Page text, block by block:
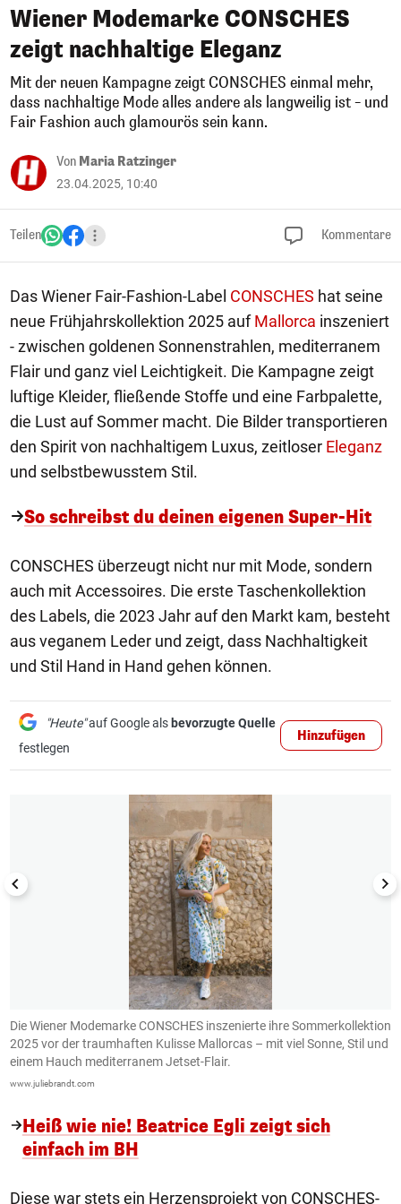
Wiener Modemarke CONSCHES
zeigt nachhaltige Eleganz
Mit der neuen Kampagne zeigt CONSCHES einmal mehr,
dass nachhaltige Mode alles andere als langweilig ist – und
Fair Fashion auch glamourös sein kann.
Von Maria Ratzinger
23.04.2025, 10:40
Teilen Kommentare
Das Wiener Fair-Fashion-Label CONSCHES hat seine
neue Frühjahrskollektion 2025 aufMallorca inszeniert
- zwischen goldenen Sonnenstrahlen, mediterranem
Flair und ganz viel Leichtigkeit. Die Kampagne zeigt
luftige Kleider, fließende Stoffe und eine Farbpalette,
die Lust auf Sommer macht. Die Bilder transportieren
den Spirit von nachhaltigem Luxus, zeitloser Eleganz
und selbstbewusstem Stil.
So schreibst du deinen eigenen Super-Hit
CONSCHES überzeugt nicht nur mit Mode, sondern
auch mit Accessoires. Die erste Taschenkollektion
des Labels, die 2023 Jahr auf den Markt kam, besteht
aus veganem Leder und zeigt, dass Nachhaltigkeit
und Stil Hand in Hand gehen können.
"Heute"auf Google als bevorzugte Quelle
festlegen
Hinzufügen
1/17
Die Wiener Modemarke CONSCHES inszenierte ihre Sommerkollektion
2025 vor der traumhaften Kulisse Mallorcas – mit viel Sonne, Stil und
einem Hauch mediterranem Jetset-Flair.
www.juliebrandt.com
Heiß wie nie! Beatrice Egli zeigt sich
einfach im BH
Diese war stets ein Herzensprojekt von CONSCHES-